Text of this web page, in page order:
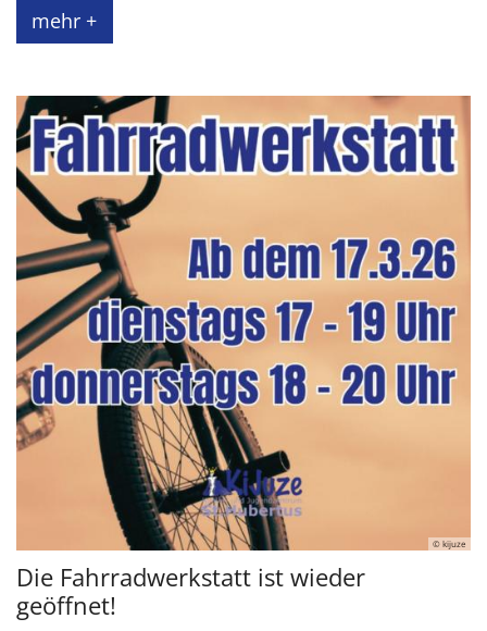
mehr +
© kijuze
Die Fahrradwerkstatt ist wieder
geöffnet!